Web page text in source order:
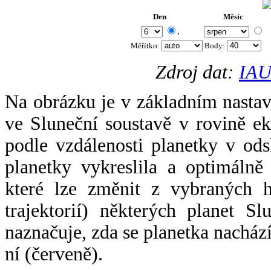
Den Měsíc
.
Měřítko: Body:
Zdroj dat:
Na obrázku je v základním
ve Sluneční soustavě v rovině
podle vzdálenosti planetky v
planetky vykreslila a
které lze změnit z vybraných
trajektorií) některých planet
naznačuje, zda se planetka
ní (červeně).